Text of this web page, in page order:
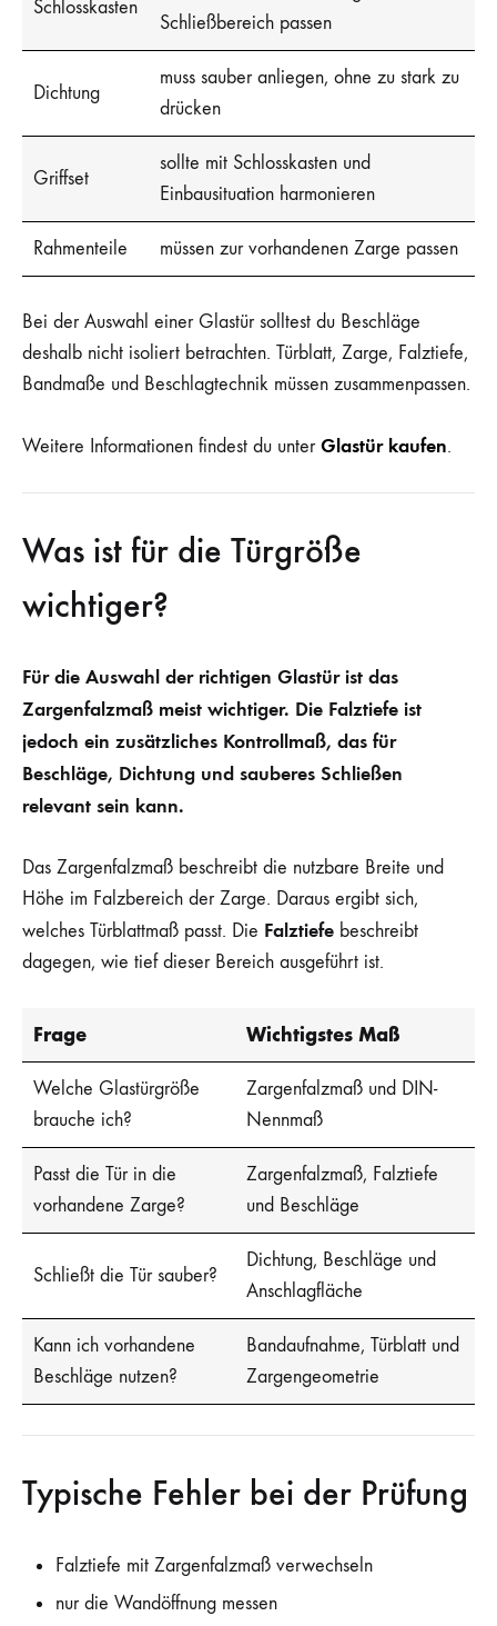
Schlosskasten
Schließbereich passen
Dichtung
muss sauber anliegen, ohne zu stark zu
drücken
Griffset
sollte mit Schlosskasten und
Einbausituation harmonieren
Rahmenteile müssen zur vorhandenen Zarge passen
Bei der Auswahl einer Glastür solltest du Beschläge
deshalb nicht isoliert betrachten. Türblatt, Zarge, Falztiefe,
Bandmaße und Beschlagtechnik müssen zusammenpassen.
Weitere Informationen findest du unterGlastür kaufen.
Was ist für die Türgröße
wichtiger?
Für die Auswahl der richtigen Glastür ist das
Zargenfalzmaß meist wichtiger. Die Falztiefe ist
jedoch ein zusätzliches Kontrollmaß, das für
Beschläge, Dichtung und sauberes Schließen
relevant sein kann.
Das Zargenfalzmaß beschreibt die nutzbare Breite und
Höhe im Falzbereich der Zarge. Daraus ergibt sich,
welches Türblattmaß passt. Die Falztiefe beschreibt
dagegen, wie tief dieser Bereich ausgeführt ist.
Frage Wichtigstes Maß
Welche Glastürgröße
brauche ich?
Zargenfalzmaß und DIN-
Nennmaß
Passt die Tür in die
vorhandene Zarge?
Zargenfalzmaß, Falztiefe
und Beschläge
Schließt die Tür sauber?
Dichtung, Beschläge und
Anschlagfläche
Kann ich vorhandene
Beschläge nutzen?
Bandaufnahme, Türblatt und
Zargengeometrie
Typische Fehler bei der Prüfung
Falztiefe mit Zargenfalzmaß verwechseln
nur die Wandöffnung messen